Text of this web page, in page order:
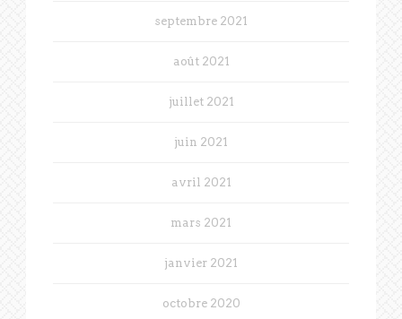
septembre 2021
août 2021
juillet 2021
juin 2021
avril 2021
mars 2021
janvier 2021
octobre 2020